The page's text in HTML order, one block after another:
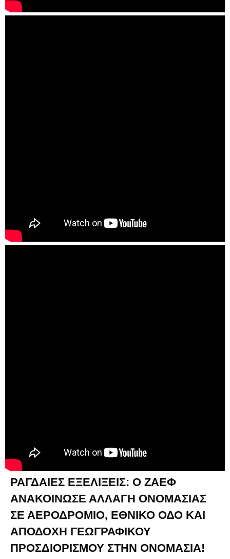
ΡΑΓΔΑΙΕΣ ΕΞΕΛΙΞΕΙΣ: Ο ΖΑΕΦ
ΑΝΑΚΟΙΝΩΣΕ ΑΛΛΑΓΗ ΟΝΟΜΑΣΙΑΣ
ΣΕ ΑΕΡΟΔΡΟΜΙΟ, ΕΘΝΙΚΟ ΟΔΟ ΚΑΙ
ΑΠΟΔΟΧΗ ΓΕΩΓΡΑΦΙΚΟΥ
ΠΡΟΣΔΙΟΡΙΣΜΟΥ ΣΤΗΝ ΟΝΟΜΑΣΙΑ!